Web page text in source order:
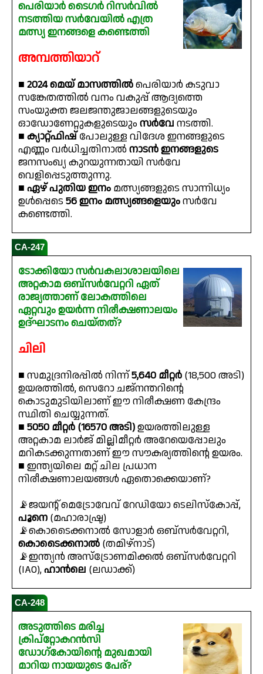
പെരിയാർ ടൈഗർ റിസർവിൽ
നടത്തിയ സർവേയിൽ എത്ര
മത്സ്യ ഇനങ്ങളെ കണ്ടെത്തി
അമ്പത്തിയാറ്‌
■ 2024 മെയ് മാസത്തിൽപെരിയാർ കടുവാ
സങ്കേതത്തിൽ വനം വകുപ്പ് ആദ്യത്തെ
സംയുക്ത ജലജന്തുജാലങ്ങളുടെയും
ഓഡോണേറ്റുകളുടെയും സർവേ നടത്തി.
■ ക്യാറ്റ്ഫിഷ്പോലുള്ള വിദേശ ഇനങ്ങളുടെ
എണ്ണം വർധിച്ചതിനാൽ നാടൻ ഇനങ്ങളുടെ
ജനസംഖ്യ കുറയുന്നതായി സർവേ
വെളിപ്പെടുത്തുന്നു.
■ ഏഴ് പുതിയ ഇനം മത്സ്യങ്ങളുടെ സാന്നിധ്യം
ഉൾപ്പെടെ 56 ഇനം മത്സ്യങ്ങളെയുംസർവേ
കണ്ടെത്തി.
CA-247
ടോക്കിയോ സർവകലാശാലയിലെ
അറ്റകാമ ഒബ്സർവേറ്ററി ഏത്
രാജ്യത്താണ് ലോകത്തിലെ
ഏറ്റവും ഉയർന്ന നിരീക്ഷണാലയം
ഉദ്ഘാടനം ചെയ്തത്?
ചിലി
■ സമുദ്രനിരപ്പിൽ നിന്ന്5,640 മീറ്റർ (18,500 അടി)
ഉയരത്തിൽ, സെറോ ചജ്നന്തറിൻ്റെ
കൊടുമുടിയിലാണ് ഈ നിരീക്ഷണ കേന്ദ്രം
സ്ഥിതി ചെയ്യുന്നത്.
■ 5050 മീറ്റർ (16570 അടി)ഉയരത്തിലുള്ള
അറ്റകാമ ലാർജ് മില്ലിമീറ്റർ അറേയെപ്പോലും
മറികടക്കുന്നതാണ് ഈ സൗകര്യത്തിൻ്റെ ഉയരം.
■ ഇന്ത്യയിലെ മറ്റ് ചില പ്രധാന
നിരീക്ഷണാലയങ്ങൾ ഏതൊക്കെയാണ്?
📡ജയൻ്റ് മെട്രോവേവ് റേഡിയോ ടെലിസ്കോപ്പ്,
പൂനെ (മഹാരാഷ്ട്ര)
📡കൊടൈക്കനാൽ സോളാർ ഒബ്സർവേറ്ററി,
കൊടൈക്കനാൽ (തമിഴ്നാട്)
📡ഇന്ത്യൻ അസ്ട്രോണമിക്കൽ ഒബ്സർവേറ്ററി
(IAO),ഹാൻലെ (ലഡാക്ക്)
CA-248
അടുത്തിടെ മരിച്ച
ക്രിപ്‌റ്റോകറൻസി
ഡോഗ്‌കോയിൻ്റെ മുഖമായി
മാറിയ നായയുടെ പേര്?